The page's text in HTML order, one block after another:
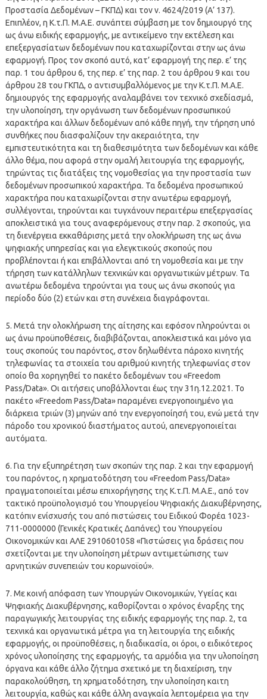
Προστασία Δεδομένων – ΓΚΠΔ) και τον ν. 4624/2019 (Α’ 137).
Επιπλέον, η Κ.τ.Π. Μ.Α.Ε. συνάπτει σύμβαση με τον δημιουργό της
ως άνω ειδικής εφαρμογής, με αντικείμενο την εκτέλεση και
επεξεργασίατων δεδομένων που καταχωρίζονται στην ως άνω
εφαρμογή. Προς τον σκοπό αυτό, κατ’ εφαρμογή της περ. ε’ της
παρ. 1 του άρθρου 6, της περ. ε’ της παρ. 2 του άρθρου 9 και του
άρθρου 28 του ΓΚΠΔ, ο αντισυμβαλλόμενος με την Κ.τ.Π. Μ.Α.Ε.
δημιουργός της εφαρμογής αναλαμβάνει τον τεχνικό σχεδίασμά,
την υλοποίηση, την οργάνωση των δεδομένων προσωπικού
χαρακτήρα και άλλων δεδομένων από κάθε πηγή, την τήρηση υπό
συνθήκες που διασφαλίζουν την ακεραιότητα, την
εμπιστευτικότητα και τη διαθεσιμότητα των δεδομένων και κάθε
άλλο θέμα, που αφορά στην ομαλή λειτουργία της εφαρμογής,
τηρώντας τις διατάξεις της νομοθεσίας για την προστασία των
δεδομένων προσωπικού χαρακτήρα. Τα δεδομένα προσωπικού
χαρακτήρα που καταχωρίζονται στην ανωτέρω εφαρμογή,
συλλέγονται, τηρούνται και τυγχάνουν περαιτέρω επεξεργασίας
αποκλειστικά για τους αναφερόμενους στην παρ. 2 σκοπούς, για
τη διενέργεια εκκαθάρισης μετά την ολοκλήρωση της ως άνω
ψηφιακής υπηρεσίας και για ελεγκτικούς σκοπούς που
προβλέπονται ή και επιβάλλονται από τη νομοθεσία και με την
τήρηση των κατάλληλων τεχνικών και οργανωτικών μέτρων. Τα
ανωτέρω δεδομένα τηρούνται για τους ως άνω σκοπούς για
περίοδο δύο (2) ετών και στη συνέχεια διαγράφονται.
5. Μετά την ολοκλήρωση της αίτησης και εφόσον πληρούνται οι
ως άνω προϋποθέσεις, διαβιβάζονται, αποκλειστικά και μόνο για
τους σκοπούς του παρόντος, στον δηλωθέντα πάροχο κινητής
τηλεφωνίας τα στοιχεία του αριθμού κινητής τηλεφωνίας στον
οποίο θα χορηγηθεί το πακέτο δεδομένων του «Freedom
Pass/Data». Οι αιτήσεις υποβάλλονται έως την 31η.12.2021. Το
πακέτο «Freedom Pass/Data» παραμένει ενεργοποιημένο για
διάρκεια τριών (3) μηνών από την ενεργοποίησή του, ενώ μετά την
πάροδο του χρονικού διαστήματος αυτού, απενεργοποιείται
αυτόματα.
6. Για την εξυπηρέτηση των σκοπών της παρ. 2 και την εφαρμογή
του παρόντος, η χρηματοδότηση του «Freedom Pass/Data»
πραγματοποιείται μέσω επιχορήγησης της Κ.τ.Π. Μ.Α.Ε., από τον
τακτικό προϋπολογισμό του Υπουργείου Ψηφιακής Διακυβέρνησης,
κατόπιν ενίσχυσής του από πιστώσεις του Ειδικού Φορέα 1023-
711-0000000 (Γενικές Κρατικές Δαπάνες) του Υπουργείου
Οικονομικών και ΑΛΕ 2910601058 «Πιστώσεις για δράσεις που
σχετίζονται με την υλοποίηση μέτρων αντιμετώπισης των
αρνητικών συνεπειών του κορωνοϊού».
7. Με κοινή απόφαση των Υπουργών Οικονομικών, Υγείας και
Ψηφιακής Διακυβέρνησης, καθορίζονται ο χρόνος έναρξης της
παραγωγικής λειτουργίας της ειδικής εφαρμογής της παρ. 2, τα
τεχνικά και οργανωτικά μέτρα για τη λειτουργία της ειδικής
εφαρμογής, οι προϋποθέσεις, η διαδικασία, οι όροι, ο ειδικότερος
χρόνος υλοποίησης της εφαρμογής, τα αρμόδια για την υλοποίηση
όργανα και κάθε άλλο ζήτημα σχετικό με τη διαχείριση, την
παρακολούθηση, τη χρηματοδότηση, την υλοποίηση καιτη
λειτουργία, καθώς και κάθε άλλη αναγκαία λεπτομέρεια για την